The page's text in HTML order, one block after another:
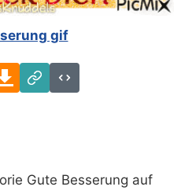
gif
Download
Link
Code
Gute Besserung auf